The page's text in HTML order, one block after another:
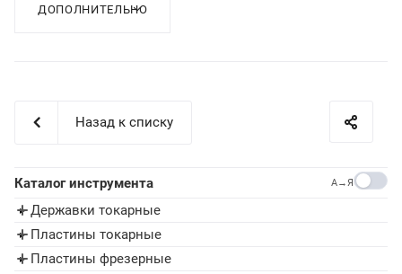
ДОПОЛНИТЕЛЬНО
Назад к списку
Каталог инструмента A→Я
▸ Державки токарные
▸ Пластины токарные
▸ Пластины фрезерные